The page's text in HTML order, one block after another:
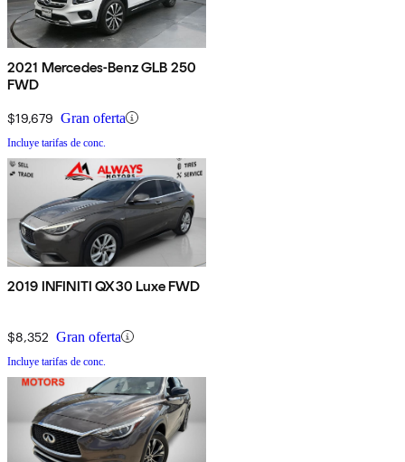
2021 Mercedes-Benz GLB 250
FWD
$19,679 Gran oferta
Incluye tarifas de conc.
2019 INFINITI QX30 Luxe FWD
$8,352 Gran oferta
Incluye tarifas de conc.